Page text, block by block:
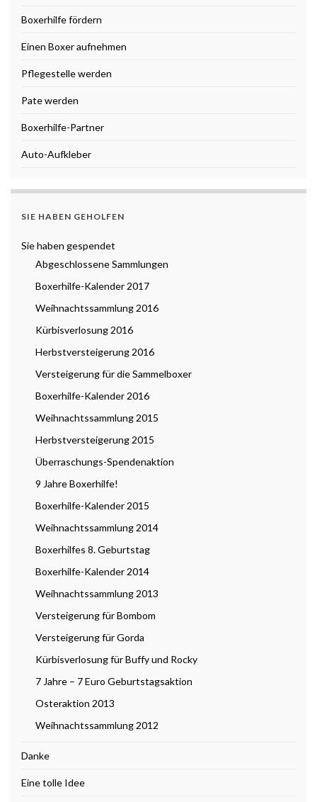
Boxerhilfe fördern
Einen Boxer aufnehmen
Pflegestelle werden
Pate werden
Boxerhilfe-Partner
Auto-Aufkleber
SIE HABEN GEHOLFEN
Sie haben gespendet
Abgeschlossene Sammlungen
Boxerhilfe-Kalender 2017
Weihnachtssammlung 2016
Kürbisverlosung 2016
Herbstversteigerung 2016
Versteigerung für die Sammelboxer
Boxerhilfe-Kalender 2016
Weihnachtssammlung 2015
Herbstversteigerung 2015
Überraschungs-Spendenaktion
9 Jahre Boxerhilfe!
Boxerhilfe-Kalender 2015
Weihnachtssammlung 2014
Boxerhilfes 8. Geburtstag
Boxerhilfe-Kalender 2014
Weihnachtssammlung 2013
Versteigerung für Bombom
Versteigerung für Gorda
Kürbisverlosung für Buffy und Rocky
7 Jahre – 7 Euro Geburtstagsaktion
Osteraktion 2013
Weihnachtssammlung 2012
Danke
Eine tolle Idee